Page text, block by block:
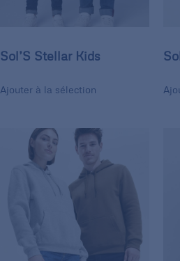
Sol’S Stellar Kids
Ajouter à la sélection